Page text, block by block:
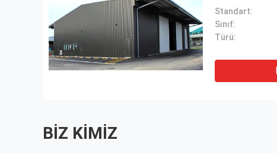
Standart:
Sınıf:
Türü:
BIZ KIMIZ